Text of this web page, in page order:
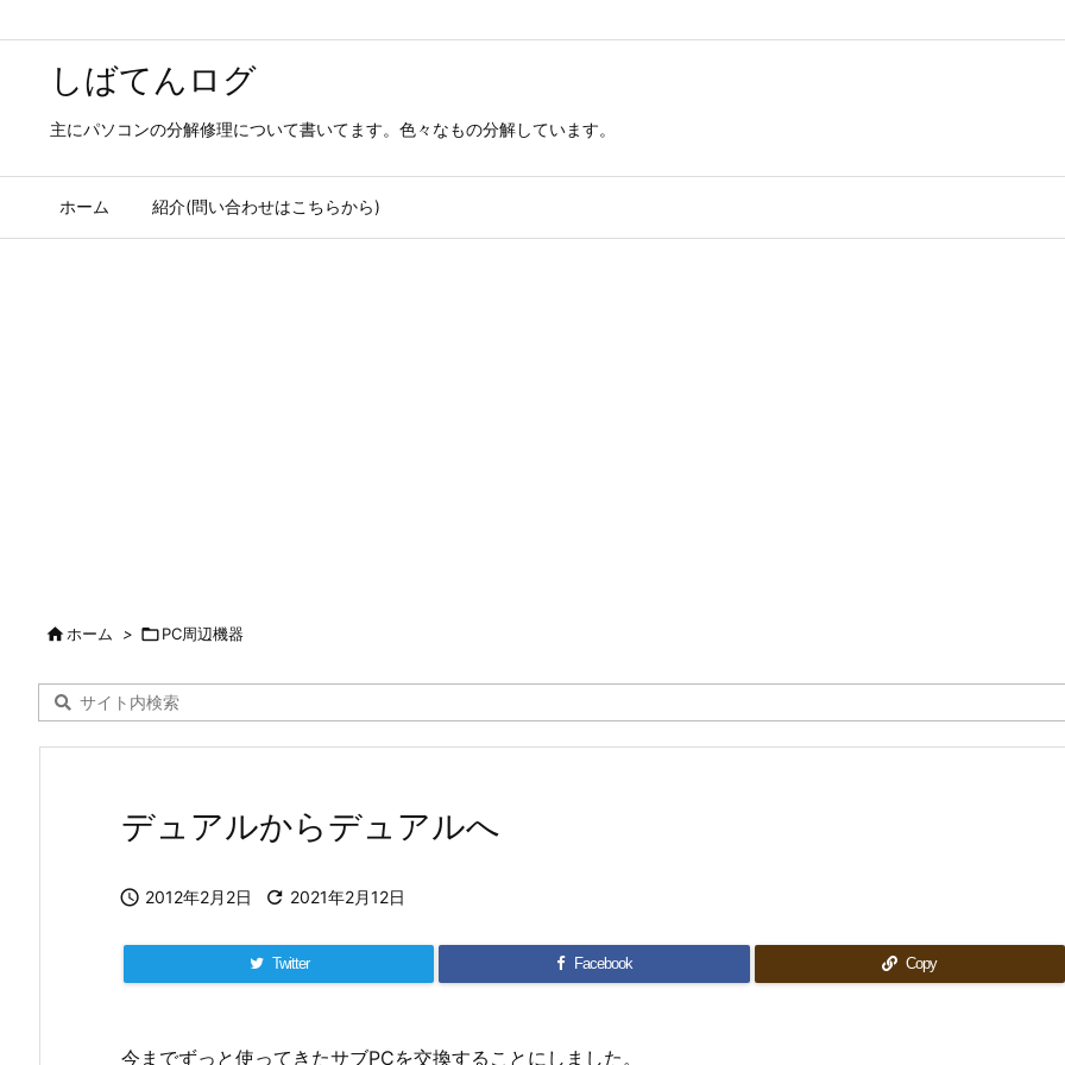
しばてんログ
主にパソコンの分解修理について書いてます。色々なもの分解しています。
ホーム 紹介(問い合わせはこちらから)
ホーム > PC周辺機器
デュアルからデュアルへ
 2012年2月2日  2021年2月12日
Twitter Facebook Copy
今までずっと使ってきたサブPCを交換することにしました。